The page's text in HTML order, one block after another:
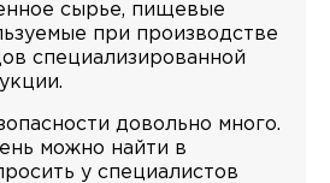
сырье, пищевые
при производстве
специализированной
довольно много.
можно найти в
у специалистов